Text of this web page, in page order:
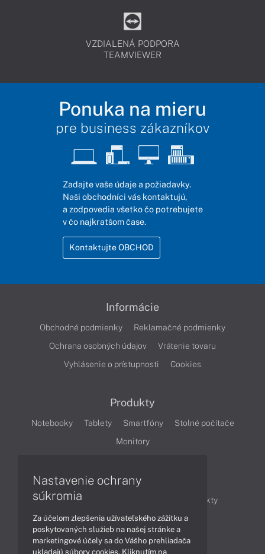
VZDIALENÁ PODPORA
TEAMVIEWER
Ponuka na mieru
pre business zákazníkov
Zadajte vaše údaje a požiadavky.
Naši obchodníci vás kontaktujú,
a zodpovedia všetko čo potrebujete
v čo najkratšom čase.
Kontaktujte OBCHOD
Informácie
Obchodné podmienky
Reklamačné podmienky
Ochrana osobných údajov
Vrátenie tovaru
Vyhlásenie o prístupnosti
Cookies
Produkty
Notebooky Tablety Smartfóny
Stolné počítače
Monitory
Články
Obchodné informácie
Produkty
Technológie
Videá
Nastavenie ochrany
súkromia
Za účelom zlepšenia užívateľského zážitku a
poskytovaných služieb na našej stránke a
marketingové účely sa do Vášho prehliadača
ukladajú súbory cookies. Kliknutím na